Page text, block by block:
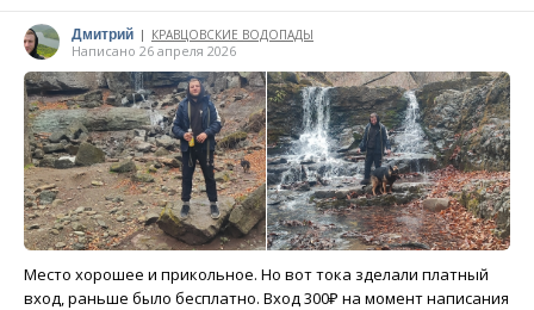
Дмитрий | КРАВЦОВСКИЕ ВОДОПАДЫ
Написано 26 апреля 2026
Место хорошее и прикольное. Но вот тока зделали платный
вход, раньше было бесплатно. Вход 300₽ на момент написания